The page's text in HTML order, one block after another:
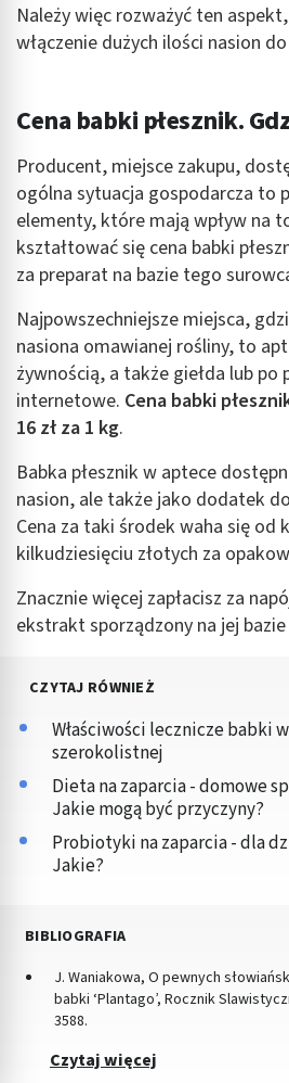
Należy więc rozważyć ten
włączenie dużych ilości nasion
Cena babki płesznik.
Producent, miejsce zakupu,
ogólna sytuacja gospodarcza to
elementy, które mają wpływ na
kształtować się cena babki
za preparat na bazie tego
Najpowszechniejsze miejsca,
nasiona omawianej rośliny, to
żywnością, a także giełda lub po
internetowe. Cena babki
16 zł za 1 kg.
Babka płesznik w aptece
nasion, ale także jako dodatek
Cena za taki środek waha się od
kilkudziesięciu złotych za
Znacznie więcej zapłacisz za
ekstrakt sporządzony na jej bazie
CZYTAJ RÓWNIEŻ
Właściwości lecznicze babki
szerokolistnej
Dieta na zaparcia - domowe
Jakie mogą być przyczyny?
Probiotyki na zaparcia - dla
Jakie?
BIBLIOGRAFIA
J. Waniakowa, O pewnych
babki ‘Plantago’, Rocznik
3588.
Czytaj więcej